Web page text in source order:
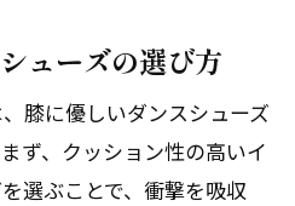
ューズの選び方
膝に優しいダンスシューズ
ず、クッション性の高いイ
選ぶことで、衝撃を吸収